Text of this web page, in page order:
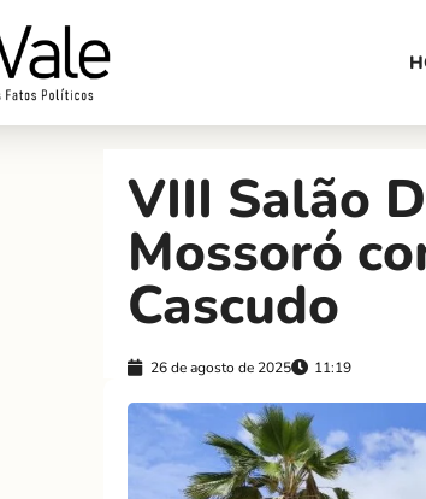
VIII Salão
Mossoró
Cascudo
26 de agosto de 2025 11:19